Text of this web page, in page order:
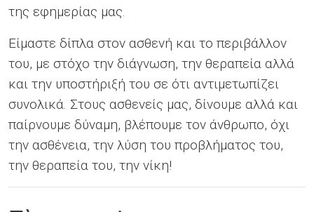
της εφημερίας μας.
Είμαστε δίπλα στον ασθενή και το περιβάλλον
του, με στόχο την διάγνωση, την θεραπεία αλλά
και την υποστήριξή του σε ότι αντιμετωπίζει
συνολικά. Στους ασθενείς μας, δίνουμε αλλά και
παίρνουμε δύναμη, βλέπουμε τον άνθρωπο, όχι
την ασθένεια, την λύση του προβλήματος του,
την θεραπεία του, την νίκη!